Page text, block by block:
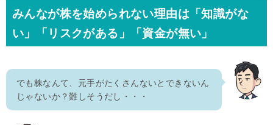
みんなが株を始められない理由は「知識がな
い」「リスクがある」「資金が無い」
でも株なんて、元手がたくさんないとできないん
じゃないか？難しそうだし・・・